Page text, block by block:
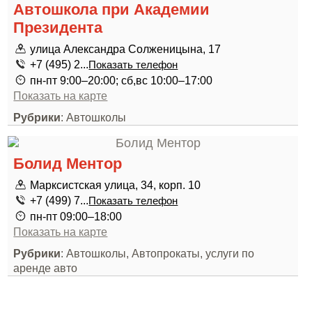
Автошкола при Академии
Президента
улица Александра Солженицына, 17
+7 (495) 2...Показать телефон
пн-пт 9:00–20:00; сб,вс 10:00–17:00
Показать на карте
Рубрики: Автошколы
Болид Ментор
Марксистская улица, 34, корп. 10
+7 (499) 7...Показать телефон
пн-пт 09:00–18:00
Показать на карте
Рубрики: Автошколы, Автопрокаты, услуги по
аренде авто